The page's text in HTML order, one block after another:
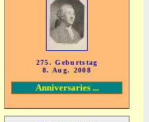
275. Geburtstag
8. Aug. 2008
Anniversaries ...